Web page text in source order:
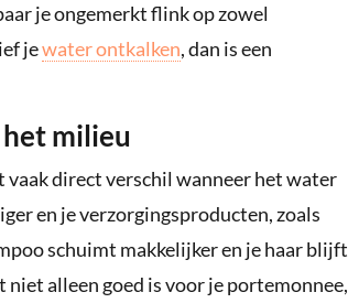
je ongemerkt flink op zowel
jewater ontkalken, dan is een
milieu
vaak direct verschil wanneer het water
en je verzorgingsproducten, zoals
schuimt makkelijker en je haar blijft
alleen goed is voor je portemonnee,